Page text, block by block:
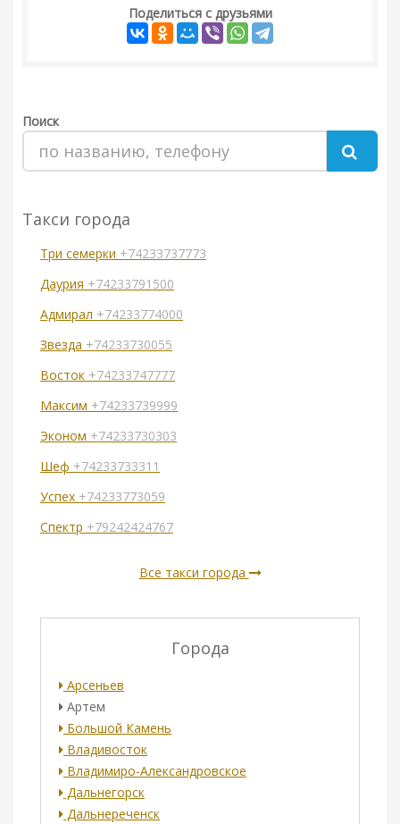
Поделиться с друзьями
Поиск
Такси города
Три семерки +74233737773
Даурия +74233791500
Адмирал +74233774000
Звезда +74233730055
Восток +74233747777
Максим +74233739999
Эконом +74233730303
Шеф +74233733311
Успех +74233773059
Спектр +79242424767
Все такси города
Города
Арсеньев
Артем
Большой Камень
Владивосток
Владимиро-Александровское
Дальнегорск
Дальнереченск